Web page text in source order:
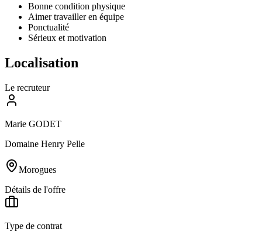
Bonne condition physique
Aimer travailler en équipe
Ponctualité
Sérieux et motivation
Localisation
Le recruteur
Marie GODET
Domaine Henry Pelle
Morogues
Détails de l'offre
Type de contrat